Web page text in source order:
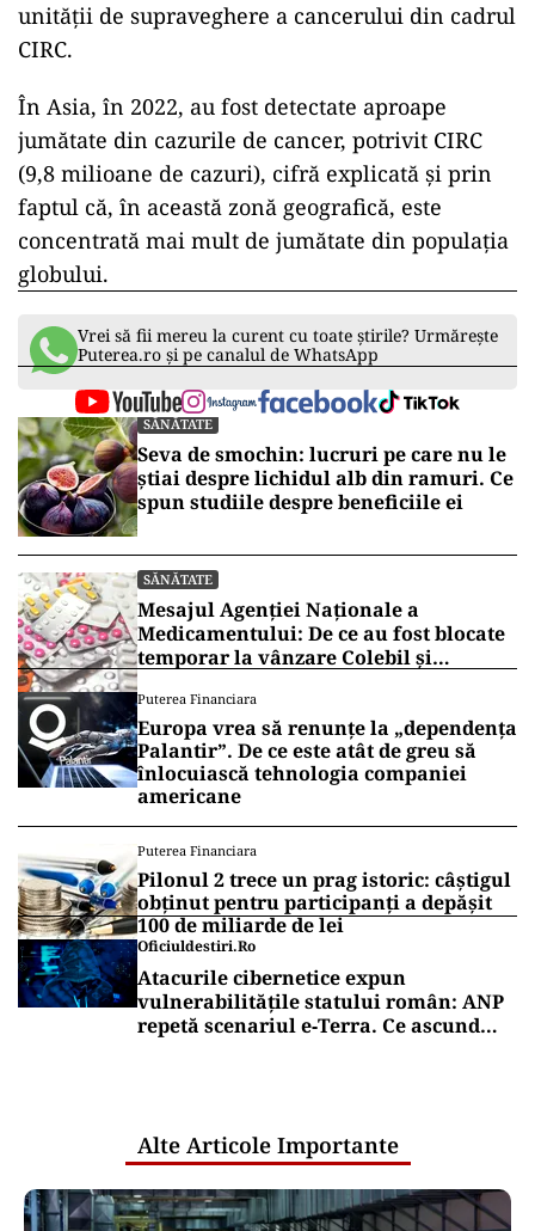
unității de supraveghere a cancerului din cadrul
CIRC.
În Asia, în 2022, au fost detectate aproape
jumătate din cazurile de cancer, potrivit CIRC
(9,8 milioane de cazuri), cifră explicată și prin
faptul că, în această zonă geografică, este
concentrată mai mult de jumătate din populația
globului.
Vrei să fii mereu la curent cu toate știrile? Urmărește
Puterea.ro și pe canalul de WhatsApp
SĂNĂTATE
Seva de smochin: lucruri pe care nu le
știai despre lichidul alb din ramuri. Ce
spun studiile despre beneficiile ei
SĂNĂTATE
Mesajul Agenției Naționale a
Medicamentului: De ce au fost blocate
temporar la vânzare Colebil și
Puterea Financiara
Europa vrea să renunțe la „dependența
Palantir”. De ce este atât de greu să
înlocuiască tehnologia companiei
americane
Puterea Financiara
Pilonul 2 trece un prag istoric: câștigul
obținut pentru participanți a depășit
100 de miliarde de lei
Oficiuldestiri.ro
Atacurile cibernetice expun
vulnerabilitățile statului român: ANP
repetă scenariul e‑Terra. Ce ascund
Alte Articole Importante